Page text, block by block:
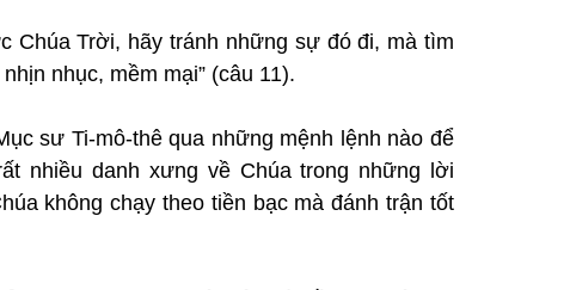
Chúa Trời, hãy tránh những sự đó đi, mà tìm
nhục, mềm mại” (câu 11).
sư Ti-mô-thê qua những mệnh lệnh nào để
nhiều danh xưng về Chúa trong những lời
không chạy theo tiền bạc mà đánh trận tốt